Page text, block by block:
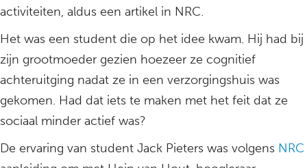
activiteiten, aldus een artikel in NRC.
Het was een student die op het idee kwam. Hij had bij
zijn grootmoeder gezien hoezeer ze cognitief
achteruitging nadat ze in een verzorgingshuis was
gekomen. Had dat iets te maken met het feit dat ze
sociaal minder actief was?
De ervaring van student Jack Pieters was volgens NRC